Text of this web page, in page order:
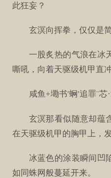
此狂妄？
玄溟向挥拳，仅仅是
一股炙热的气浪在冰
嘶吼，向着天驱级机甲直冲
咸鱼+墈书′蛧′追罪¨芯
玄溟那看似随意却蕴
在天驱级机甲的胸甲上，
冰蓝色的涂装瞬间凹
如同蛛网般蔓延开来。